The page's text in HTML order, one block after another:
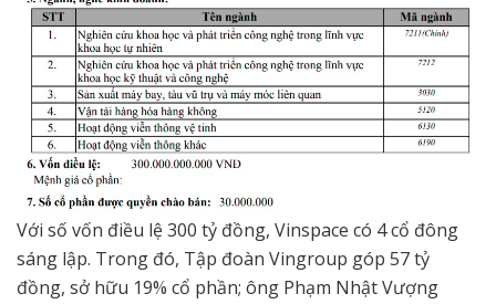
Với số vốn điều lệ 300 tỷ đồng, Vinspace có 4 cổ đông
sáng lập. Trong đó, Tập đoàn Vingroup góp 57 tỷ
đồng, sở hữu 19% cổ phần; ông Phạm Nhật Vượng